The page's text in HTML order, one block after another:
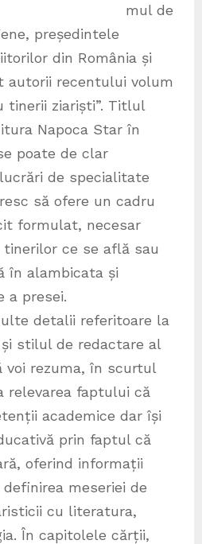
mul de
președintele
din România și
autorii recentului volum
tinerii ziariști”. Titlul
Napoca Star în
poate de clar
de specialitate
să ofere un cadru
formulat, necesar
ce se află sau
în alambicata și
a presei.
detalii referitoare la
stilul de redactare al
voi rezuma, în scurtul
relevarea faptului că
academice dar își
prin faptul că
oferind informații
meseriei de
cu literatura,
În capitolele cărții,